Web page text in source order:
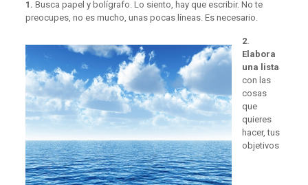
1. Busca papel y bolígrafo. Lo siento, hay que escribir. No te
preocupes, no es mucho, unas pocas líneas. Es necesario.
2.
Elabora
una lista
con las
cosas
que
quieres
hacer, tus
objetivos